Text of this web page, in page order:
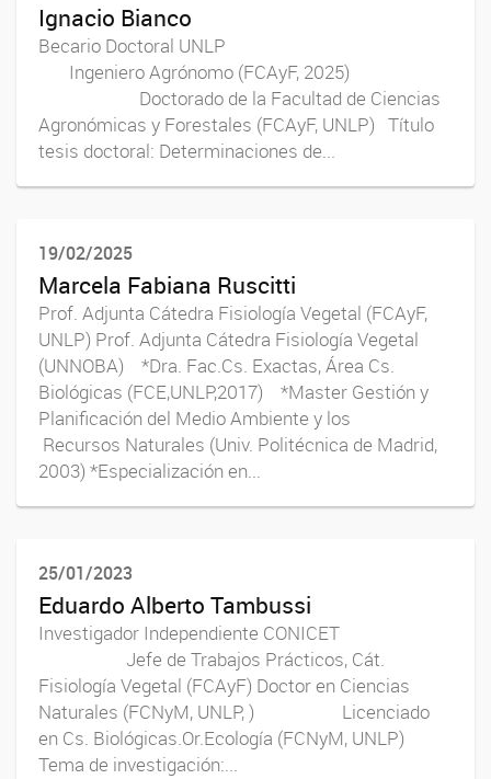
Ignacio Bianco
Becario Doctoral UNLP
Ingeniero Agrónomo (FCAyF, 2025)
Doctorado de la Facultad de Ciencias
Agronómicas y Forestales (FCAyF, UNLP) Título
tesis doctoral: Determinaciones de...
19/02/2025
Marcela Fabiana Ruscitti
Prof. Adjunta Cátedra Fisiología Vegetal (FCAyF,
UNLP) Prof. Adjunta Cátedra Fisiología Vegetal
(UNNOBA) *Dra. Fac.Cs. Exactas, Área Cs.
Biológicas (FCE,UNLP,2017) *Master Gestión y
Planificación del Medio Ambiente y los
Recursos Naturales (Univ. Politécnica de Madrid,
2003) *Especialización en...
25/01/2023
Eduardo Alberto Tambussi
Investigador Independiente CONICET
Jefe de Trabajos Prácticos, Cát.
Fisiología Vegetal (FCAyF) Doctor en Ciencias
Naturales (FCNyM, UNLP, ) Licenciado
en Cs. Biológicas.Or.Ecología (FCNyM, UNLP)
Tema de investigación:...